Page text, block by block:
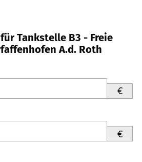
Tankstelle B3 - Freie
A.d. Roth
€
€